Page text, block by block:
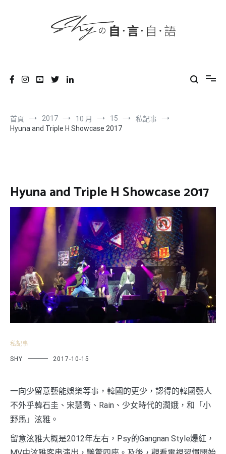
首頁 2017 10 月 15
私記事
Hyuna and Triple H Showcase 2017
Hyuna and Triple H Showcase 2017
私記事
SHY 2017-10-15
一向少留意藝能娛樂等事，韓國的更少，認得的韓國藝人
不外乎韓石圭、宋慧喬、Rain、少女時代的潤娥，和「小
野馬」泫雅。
留意泫雅大概是2012年左右，Psy的Gangnan Style爆紅，